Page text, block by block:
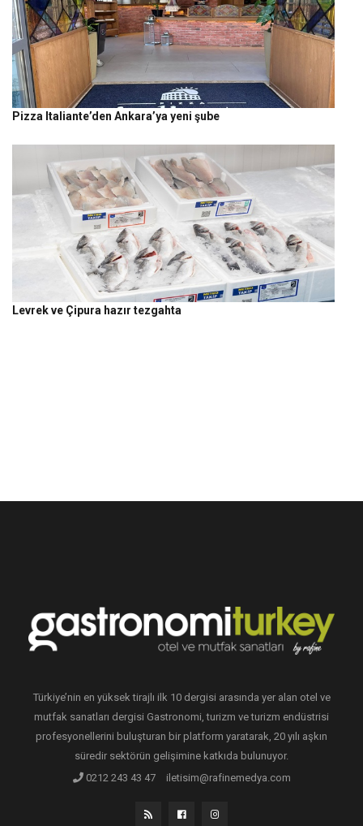
Pizza Italiante’den Ankara’ya yeni şube
Levrek ve Çipura hazır tezgahta
Türkiye’nin en yüksek tirajlı ilk 10 dergisi arasında yer alan otel ve
mutfak sanatları dergisi Gastronomi, turizm ve turizm endüstrisi
profesyonellerini buluşturan bir platform yaratarak, 20 yılı aşkın
süredir sektörün gelişimine katkıda bulunuyor.
0212 243 43 47
iletisim@rafinemedya.com